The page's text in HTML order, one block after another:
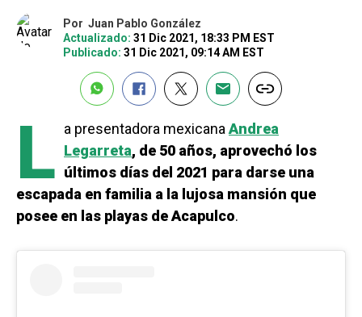
Por Juan Pablo González
Actualizado: 31 Dic 2021, 18:33 PM EST
Publicado: 31 Dic 2021, 09:14 AM EST
L a presentadora mexicanaAndrea
Legarreta, de 50 años, aprovechó los
últimos días del 2021 para darse una
escapada en familia a la lujosa mansión que
posee en las playas de Acapulco.